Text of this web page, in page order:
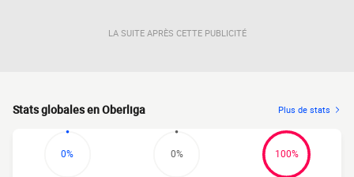
LA SUITE APRÈS CETTE PUBLICITÉ
Stats globales en Oberliga Plus de stats
0% 0% 100%